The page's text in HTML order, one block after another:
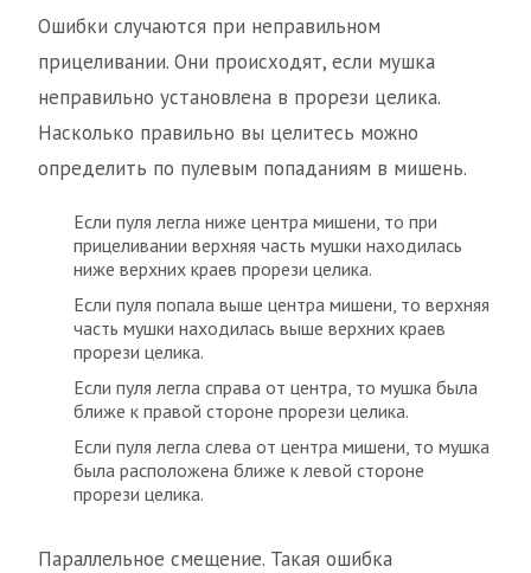
Ошибки случаются при неправильном
прицеливании. Они происходят, если мушка
неправильно установлена в прорези целика.
Насколько правильно вы целитесь можно
определить по пулевым попаданиям в мишень.
Если пуля легла ниже центра мишени, то при
прицеливании верхняя часть мушки находилась
ниже верхних краев прорези целика.
Если пуля попала выше центра мишени, то верхняя
часть мушки находилась выше верхних краев
прорези целика.
Если пуля легла справа от центра, то мушка была
ближе к правой стороне прорези целика.
Если пуля легла слева от центра мишени, то мушка
была расположена ближе к левой стороне
прорези целика.
Параллельное смещение. Такая ошибка